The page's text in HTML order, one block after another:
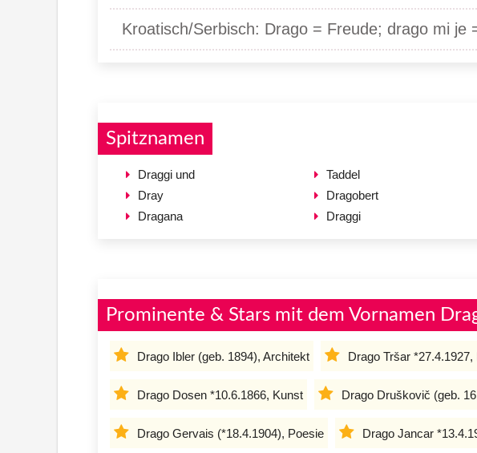
Kroatisch/Serbisch: Drago = Freude; drago mi je
Spitznamen
Draggi und
Dray
Dragana
Taddel
Dragobert
Draggi
Prominente & Stars mit dem Vornamen
Drago Ibler (geb. 1894), Architekt Drago Tršar *27.4.1927,
Drago Dosen *10.6.1866, Kunst Drago Druškovič (geb.
Drago Gervais (*18.4.1904), Poesie Drago Jancar